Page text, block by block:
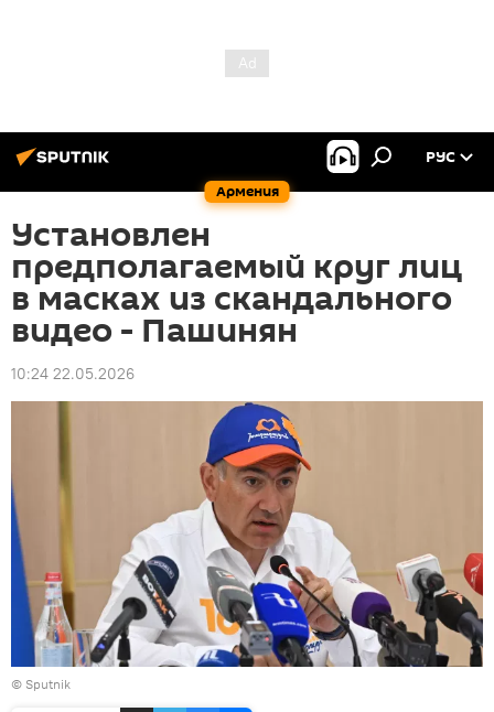
Армения
РУС
Установлен
предполагаемый круг лиц
в масках из скандального
видео - Пашинян
10:24 22.05.2026
© Sputnik